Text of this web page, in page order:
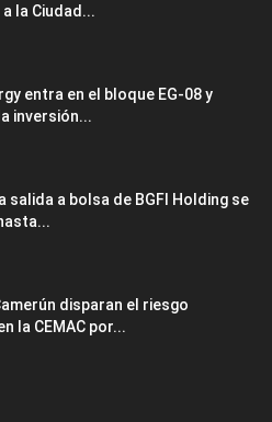
la Ciudad...
entra en el bloque EG-08 y
inversión...
salida a bolsa de BGFI Holding se
disparan el riesgo
la CEMAC por...